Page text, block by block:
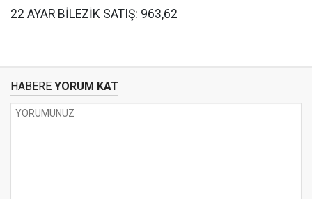
22 AYAR BİLEZİK SATIŞ: 963,62
HABERE YORUM KAT